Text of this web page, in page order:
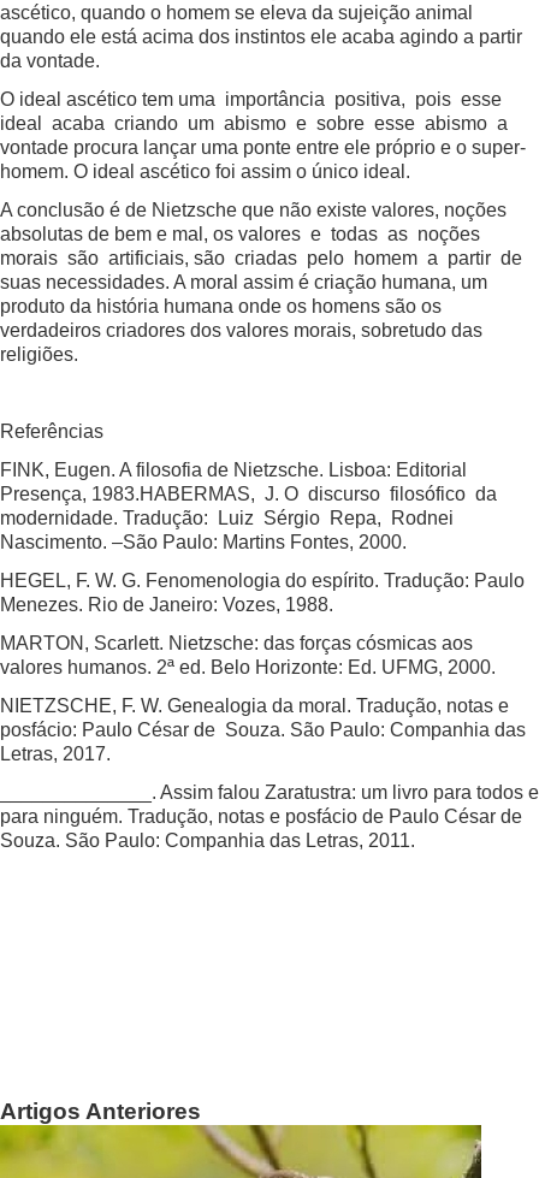
ascético, quando o homem se eleva da sujeição animal
quando ele está acima dos instintos ele acaba agindo a partir
da vontade.
O ideal ascético tem uma importância positiva, pois esse
ideal acaba criando um abismo e sobre esse abismo a
vontade procura lançar uma ponte entre ele próprio e o super-
homem. O ideal ascético foi assim o único ideal.
A conclusão é de Nietzsche que não existe valores, noções
absolutas de bem e mal, os valores e todas as noções
morais são artificiais, são criadas pelo homem a partir de
suas necessidades. A moral assim é criação humana, um
produto da história humana onde os homens são os
verdadeiros criadores dos valores morais, sobretudo das
religiões.
Referências
FINK, Eugen. A filosofia de Nietzsche. Lisboa: Editorial
Presença, 1983.HABERMAS, J. O discurso filosófico da
modernidade. Tradução: Luiz Sérgio Repa, Rodnei
Nascimento. –São Paulo: Martins Fontes, 2000.
HEGEL, F. W. G. Fenomenologia do espírito. Tradução: Paulo
Menezes. Rio de Janeiro: Vozes, 1988.
MARTON, Scarlett. Nietzsche: das forças cósmicas aos
valores humanos. 2ª ed. Belo Horizonte: Ed. UFMG, 2000.
NIETZSCHE, F. W. Genealogia da moral. Tradução, notas e
posfácio: Paulo César de Souza. São Paulo: Companhia das
Letras, 2017.
______________. Assim falou Zaratustra: um livro para todos e
para ninguém. Tradução, notas e posfácio de Paulo César de
Souza. São Paulo: Companhia das Letras, 2011.
Artigos Anteriores